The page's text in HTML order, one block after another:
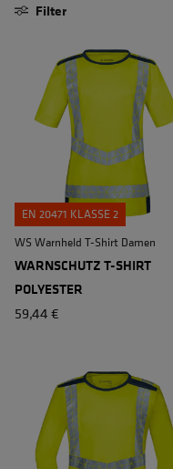
Filter
EN 20471 KLASSE 2
WS Warnheld T-Shirt Damen
WARNSCHUTZ T-SHIRT
POLYESTER
59,44 €